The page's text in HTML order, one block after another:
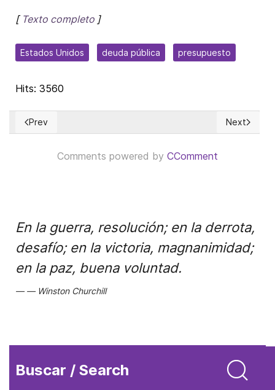
[ Texto completo ]
Estados Unidos deuda pública presupuesto
Hits: 3560
Previous article: The looming shadow of hyperinflation in
Prev Next
Next
Comments powered by CComment
En la guerra, resolución; en la derrota,
desafío; en la victoria, magnanimidad;
en la paz, buena voluntad.
Winston Churchill
Buscar / Search